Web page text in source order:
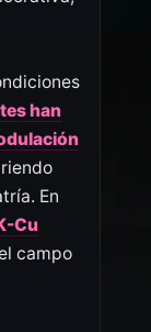
han
En
Cu
campo